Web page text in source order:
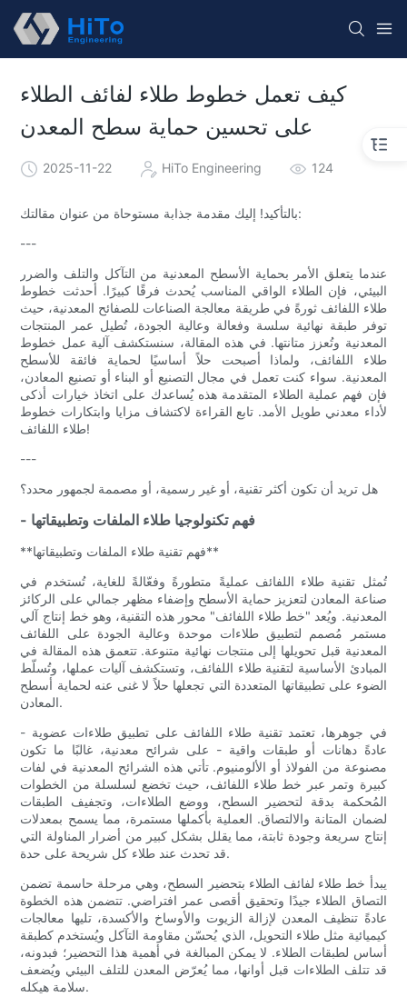
كيف تعمل خطوط طلاء لفائف الطلاء
على تحسين حماية سطح المعدن
2025-11-22 HiTo Engineering 124
بالتأكيد! إليك مقدمة جذابة مستوحاة من عنوان مقالتك:
---
عندما يتعلق الأمر بحماية الأسطح المعدنية من التآكل والتلف والضرر
البيئي، فإن الطلاء الواقي المناسب يُحدث فرقًا كبيرًا. أحدثت خطوط
طلاء اللفائف ثورةً في طريقة معالجة الصناعات للصفائح المعدنية، حيث
توفر طبقة نهائية سلسة وفعالة وعالية الجودة، تُطيل عمر المنتجات
المعدنية وتُعزز متانتها. في هذه المقالة، سنستكشف آلية عمل خطوط
طلاء اللفائف، ولماذا أصبحت حلاً أساسيًا لحماية فائقة للأسطح
المعدنية. سواء كنت تعمل في مجال التصنيع أو البناء أو تصنيع المعادن،
فإن فهم عملية الطلاء المتقدمة هذه يُساعدك على اتخاذ خيارات أذكى
لأداء معدني طويل الأمد. تابع القراءة لاكتشاف مزايا وابتكارات خطوط
طلاء اللفائف!
---
هل تريد أن تكون أكثر تقنية، أو غير رسمية، أو مصممة لجمهور محدد؟
- فهم تكنولوجيا طلاء الملفات وتطبيقاتها
**فهم تقنية طلاء الملفات وتطبيقاتها**
تُمثل تقنية طلاء اللفائف عمليةً متطورةً وفعّالةً للغاية، تُستخدم في
صناعة المعادن لتعزيز حماية الأسطح وإضفاء مظهر جمالي على الركائز
المعدنية. ويُعد "خط طلاء اللفائف" محور هذه التقنية، وهو خط إنتاج آلي
مستمر مُصمم لتطبيق طلاءات موحدة وعالية الجودة على اللفائف
المعدنية قبل تحويلها إلى منتجات نهائية متنوعة. تتعمق هذه المقالة في
المبادئ الأساسية لتقنية طلاء اللفائف، وتستكشف آليات عملها، وتُسلّط
الضوء على تطبيقاتها المتعددة التي تجعلها حلاً لا غنى عنه لحماية أسطح
المعادن.
في جوهرها، تعتمد تقنية طلاء اللفائف على تطبيق طلاءات عضوية -
عادةً دهانات أو طبقات واقية - على شرائح معدنية، غالبًا ما تكون
مصنوعة من الفولاذ أو الألومنيوم. تأتي هذه الشرائح المعدنية في لفات
كبيرة وتمر عبر خط طلاء اللفائف، حيث تخضع لسلسلة من الخطوات
المُحكمة بدقة لتحضير السطح، ووضع الطلاءات، وتجفيف الطبقات
لضمان المتانة والالتصاق. العملية بأكملها مستمرة، مما يسمح بمعدلات
إنتاج سريعة وجودة ثابتة، مما يقلل بشكل كبير من أضرار المناولة التي
قد تحدث عند طلاء كل شريحة على حدة.
يبدأ خط طلاء لفائف الطلاء بتحضير السطح، وهي مرحلة حاسمة تضمن
التصاق الطلاء جيدًا وتحقيق أقصى عمر افتراضي. تتضمن هذه الخطوة
عادةً تنظيف المعدن لإزالة الزيوت والأوساخ والأكسدة، تليها معالجات
كيميائية مثل طلاء التحويل، الذي يُحسّن مقاومة التآكل ويُستخدم كطبقة
أساس لطبقات الطلاء. لا يمكن المبالغة في أهمية هذا التحضير؛ فبدونه،
قد تتلف الطلاءات قبل أوانها، مما يُعرّض المعدن للتلف البيئي ويُضعف
سلامة هيكله.